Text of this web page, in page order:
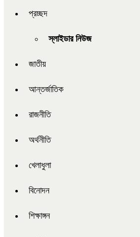
প্রচ্ছদ
স্লাইডার নিউজ
জাতীয়
আন্তর্জাতিক
রাজনীতি
অর্থনীতি
খেলাধুলা
বিনোদন
শিক্ষাঙ্গন